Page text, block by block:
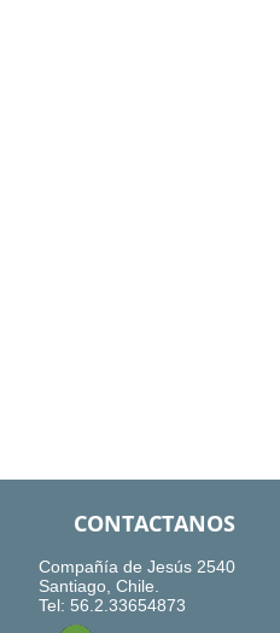
CONTACTANOS
Compañía de Jesús 2540
Santiago, Chile.
Tel: 56.2.33654873